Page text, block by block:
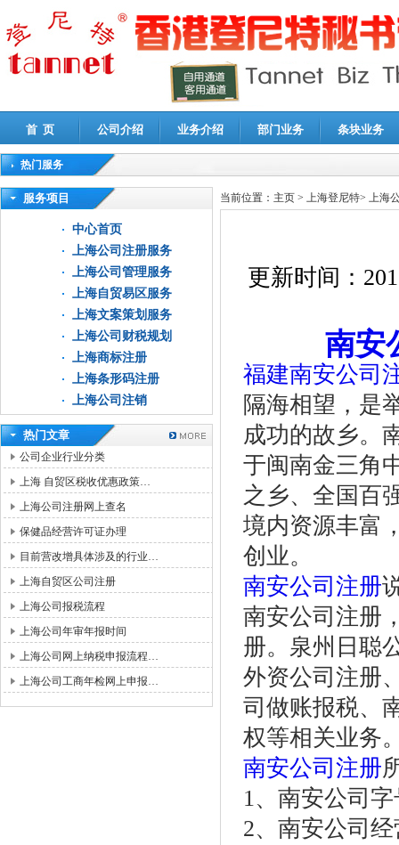
首 页 公司介绍 业务介绍 部门业务 条块业务
热门服务
高新技术企业认定审计|企业所得税汇算清缴申报鉴证
服务项目
中心首页
上海公司注册服务
上海公司管理服务
上海自贸易区服务
上海文案策划服务
上海公司财税规划
上海商标注册
上海条形码注册
上海公司注销
热门文章
公司企业行业分类
上海 自贸区税收优惠政策…
上海公司注册网上查名
保健品经营许可证办理
目前营改增具体涉及的行业…
上海自贸区公司注册
上海公司报税流程
上海公司年审年报时间
上海公司网上纳税申报流程…
上海公司工商年检网上申报…
当前位置： 主页 > 上海登尼特> 上海
更新时间：
南安
福建南安公司
隔海相望，是
成功的故乡。
于闽南金三角
之乡、全国百
境内资源丰富
创业。
南安公司注册
南安公司注册
册。泉州日聪
外资公司注册
司做账报税、
权等相关业务
南安公司注册
1、南安公司
2、南安公司